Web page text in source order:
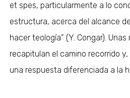
et spes, particularmente a lo
estructura, acerca del alcance
hacer teología” (Y. Congar).
recapitulan el camino recorrido
una respuesta diferenciada a la